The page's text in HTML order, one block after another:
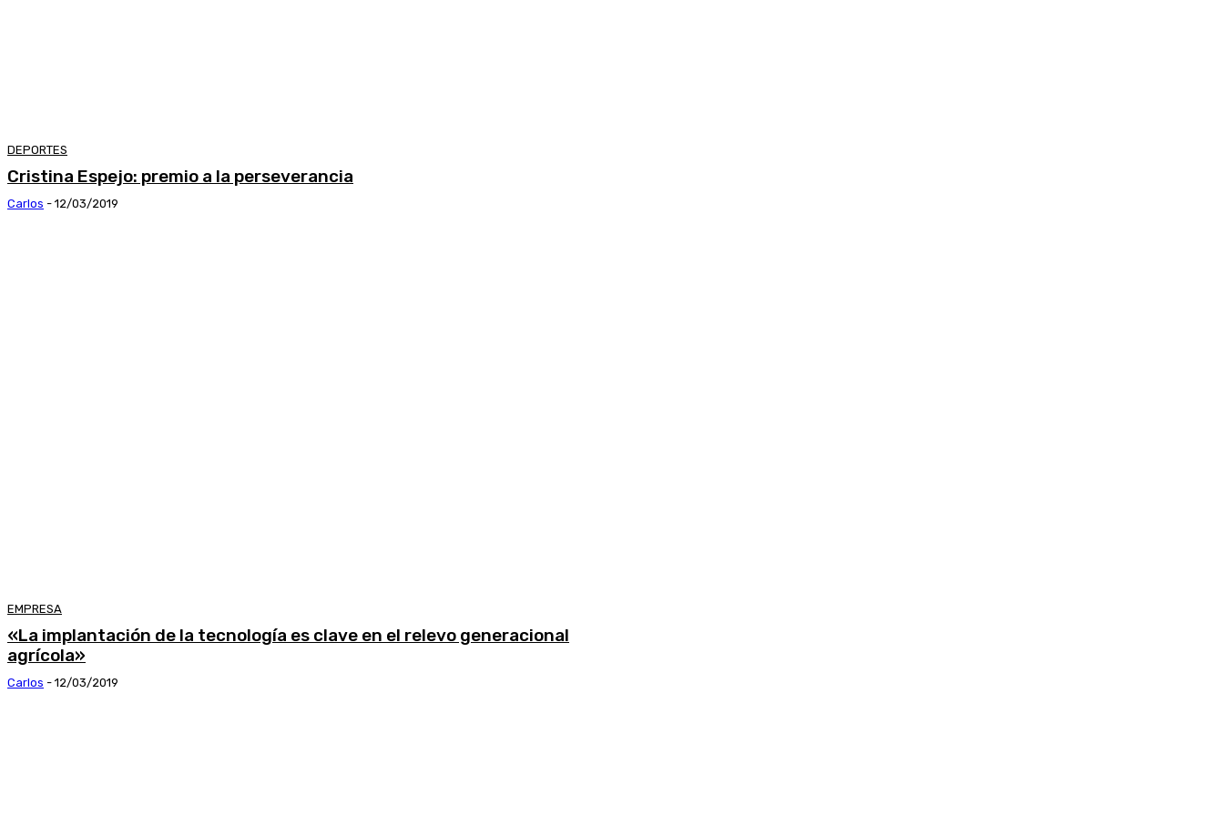
DEPORTES
Cristina Espejo: premio a la perseverancia
Carlos - 12/03/2019
EMPRESA
«La implantación de la tecnología es clave en el relevo generacional
agrícola»
Carlos - 12/03/2019